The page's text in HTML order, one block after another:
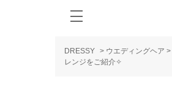
DRESSY > ウエディングヘア >
レンジをご紹介✧